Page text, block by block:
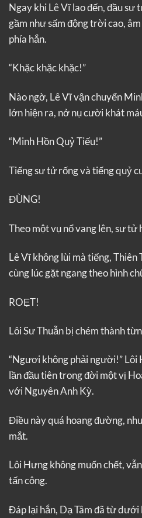
Ngay khi Lê Vĩ lao đến, đầu sư
gầm như sấm động trời cao,
phía hắn.
“Khặc khặc khặc!”
Nào ngờ, Lê Vĩ vận chuyển
lớn hiện ra, nở nụ cười khát
“Minh Hồn Quỷ Tiếu!”
Tiếng sư tử rống và tiếng quỷ
ĐÙNG!
Theo một vụ nổ vang lên, sư tử
Lê Vĩ không lùi mà tiếng,
cùng lúc gặt ngang theo hình
ROẸT!
Lôi Sư Thuẫn bị chém thành
“Ngươi không phải người!” Lôi
lần đầu tiên trong đời một vị
với Nguyên Anh Kỳ.
Điều này quá hoang đường,
mắt.
Lôi Hưng không muốn chết,
tấn công.
Đáp lại hắn, Dạ Tâm đã từ dưới